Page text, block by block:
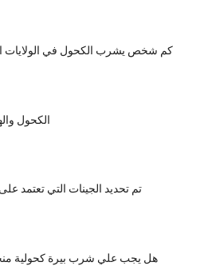
كم شخص يشرب الكحول في الولايات
الكحول
تم تحديد الجينات التي تعتمد
هل يجب علي شرب بيرة كحولية